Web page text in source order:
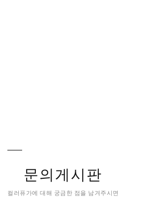
문의게시판
컬러퓨가에 대해 궁금한 점을 남겨주시면